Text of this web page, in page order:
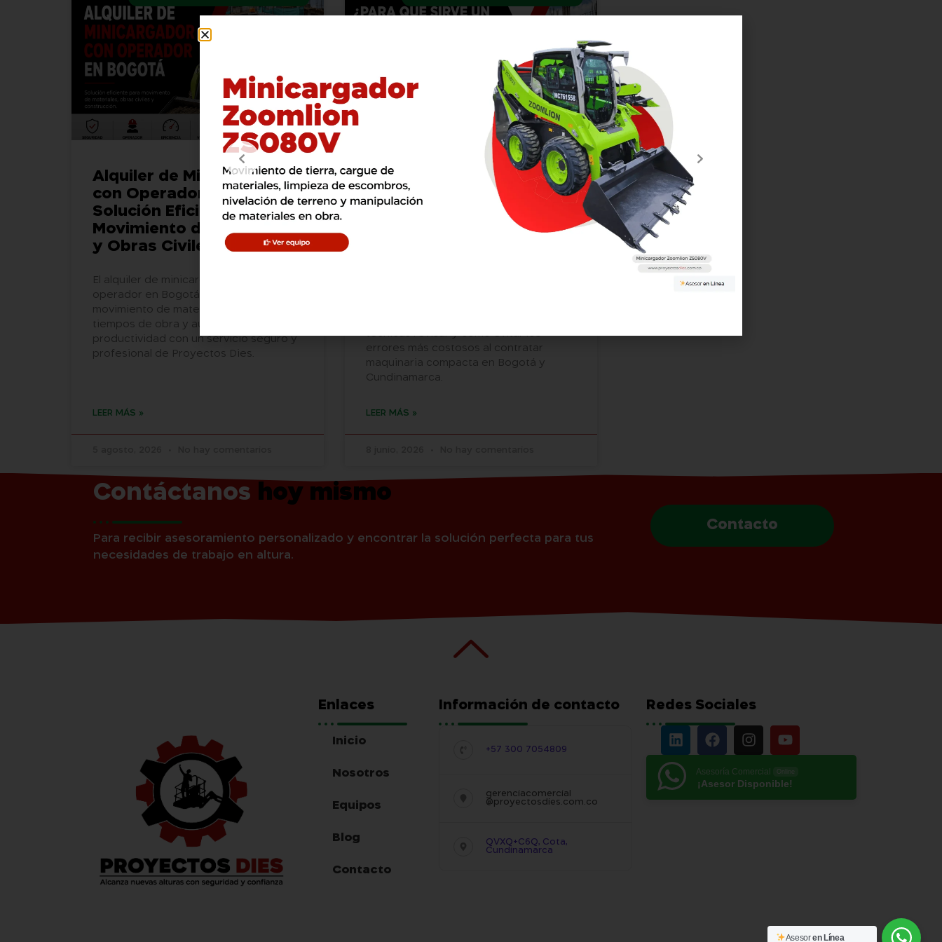
Alquiler de Minicargador
con Operador en Bogotá:
Solución Eficiente para
Movimiento de Materiales
y Obras Civiles
El alquiler de minicargador con
operador en Bogotá optimiza el
movimiento de materiales, reduce
tiempos de obra y aumenta la
productividad con un servicio seguro y
profesional de Proyectos Dies.
LEER MÁS »
¿Para Qué Sirve un
Minicargador?
Aplicaciones y Usos.
técnicas revisar y cómo evitar los
errores más costosos al contratar
maquinaria compacta en Bogotá y
Cundinamarca.
LEER MÁS »
Contáctanos hoy mismo
Para recibir asesoramiento personalizado y encontrar la solución perfecta para tus
necesidades de trabajo en altura.
Contacto
Enlaces
Inicio
Nosotros
Equipos
Blog
Contacto
Información de contacto
+57 300 7054809
gerenciacomercial
@proyectosdies.com.co
QVXQ+C6Q, Cota,
Cundinamarca
Redes Sociales
Asesoría Comercial
¡Asesor Disponible!
Asesoren Línea